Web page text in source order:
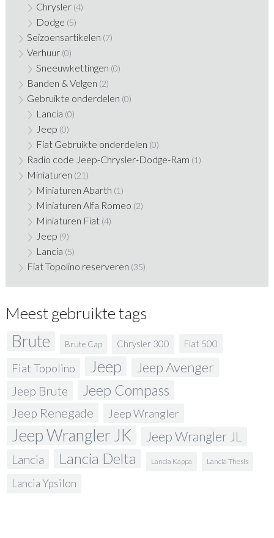
Chrysler (4)
Dodge (5)
Seizoensartikelen (7)
Verhuur (0)
Sneeuwkettingen (0)
Banden & Velgen (2)
Gebruikte onderdelen (0)
Lancia (0)
Jeep (0)
Fiat Gebruikte onderdelen (0)
Radio code Jeep-Chrysler-Dodge-Ram (1)
Miniaturen (21)
Miniaturen Abarth (1)
Miniaturen Alfa Romeo (2)
Miniaturen Fiat (4)
Jeep (9)
Lancia (5)
Fiat Topolino reserveren (35)
Meest gebruikte tags
Brute Brute Cap Chrysler 300 Fiat 500
Fiat Topolino Jeep Jeep Avenger
Jeep Brute Jeep Compass
Jeep Renegade Jeep Wrangler
Jeep Wrangler JK Jeep Wrangler JL
Lancia Lancia Delta Lancia Kappa Lancia Thesis
Lancia Ypsilon